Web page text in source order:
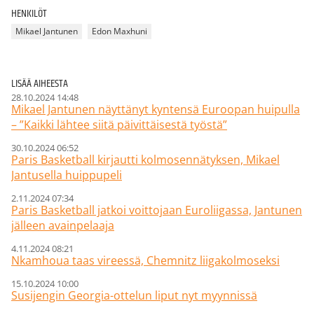
HENKILÖT
Mikael Jantunen Edon Maxhuni
LISÄÄ AIHEESTA
28.10.2024 14:48
Mikael Jantunen näyttänyt kyntensä Euroopan huipulla
– ”Kaikki lähtee siitä päivittäisestä työstä”
30.10.2024 06:52
Paris Basketball kirjautti kolmosennätyksen, Mikael
Jantusella huippupeli
2.11.2024 07:34
Paris Basketball jatkoi voittojaan Euroliigassa, Jantunen
jälleen avainpelaaja
4.11.2024 08:21
Nkamhoua taas vireessä, Chemnitz liigakolmoseksi
15.10.2024 10:00
Susijengin Georgia-ottelun liput nyt myynnissä